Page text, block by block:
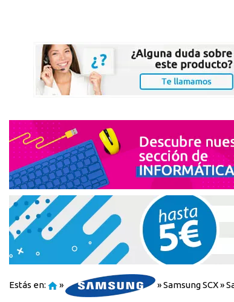
Estás en: » »Samsung SCX»